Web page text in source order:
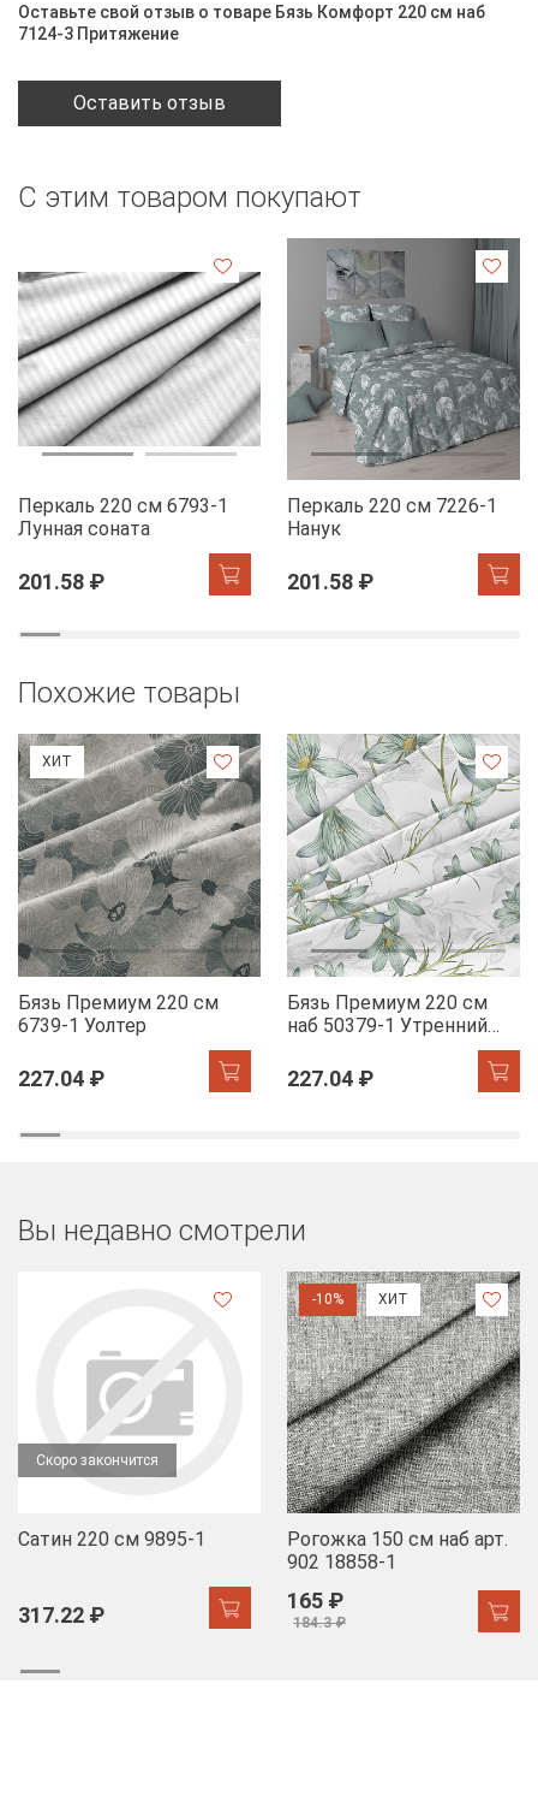
Оставьте свой отзыв о товаре Бязь Комфорт 220 см наб
7124-3 Притяжение
Оставить отзыв
С этим товаром покупают
Перкаль 220 см 6793-1
Лунная соната
201.58 ₽
Перкаль 220 см 7226-1
Нанук
201.58 ₽
Похожие товары
ХИТ
Бязь Премиум 220 см
6739-1 Уолтер
227.04 ₽
Бязь Премиум 220 см
наб 50379-1 Утренний
227.04 ₽
Вы недавно смотрели
Скоро закончится
Сатин 220 см 9895-1
317.22 ₽
-10% ХИТ
Рогожка 150 см наб арт.
902 18858-1
165 ₽
184.3 ₽